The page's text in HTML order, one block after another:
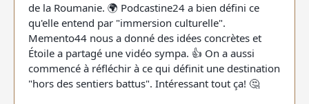
de la Roumanie. 🌍 Podcastine24 a bien défini ce
qu'elle entend par "immersion culturelle".
Memento44 nous a donné des idées concrètes et
Étoile a partagé une vidéo sympa. 👍 On a aussi
commencé à réfléchir à ce qui définit une destination
"hors des sentiers battus". Intéressant tout ça! 🤔